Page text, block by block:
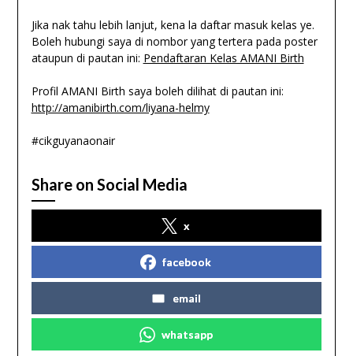
Jika nak tahu lebih lanjut, kena la daftar masuk kelas ye.
Boleh hubungi saya di nombor yang tertera pada poster
ataupun di pautan ini: Pendaftaran Kelas AMANI Birth
Profil AMANI Birth saya boleh dilihat di pautan ini:
http://amanibirth.com/liyana-helmy
#cikguyanaonair
Share on Social Media
x
facebook
email
whatsapp